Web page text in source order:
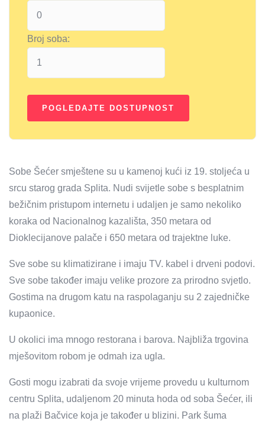
Broj soba:
Sobe Šećer smještene su u kamenoj kući iz 19. stoljeća u
srcu starog grada Splita. Nudi svijetle sobe s besplatnim
bežičnim pristupom internetu i udaljen je samo nekoliko
koraka od Nacionalnog kazališta, 350 metara od
Dioklecijanove palače i 650 metara od trajektne luke.
Sve sobe su klimatizirane i imaju TV. kabel i drveni podovi.
Sve sobe također imaju velike prozore za prirodno svjetlo.
Gostima na drugom katu na raspolaganju su 2 zajedničke
kupaonice.
U okolici ima mnogo restorana i barova. Najbliža trgovina
mješovitom robom je odmah iza ugla.
Gosti mogu izabrati da svoje vrijeme provedu u kulturnom
centru Splita, udaljenom 20 minuta hoda od soba Šećer, ili
na plaži Bačvice koja je također u blizini. Park šuma